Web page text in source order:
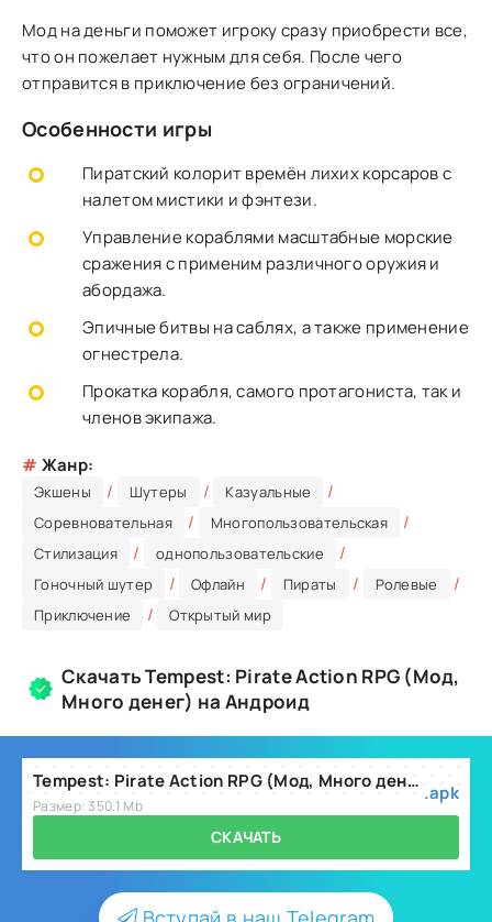
Мод на деньги поможет игроку сразу приобрести все,
что он пожелает нужным для себя. После чего
отправится в приключение без ограничений.
Особенности игры
Пиратский колорит времён лихих корсаров с
налетом мистики и фэнтези.
Управление кораблями масштабные морские
сражения с применим различного оружия и
абордажа.
Эпичные битвы на саблях, а также применение
огнестрела.
Прокатка корабля, самого протагониста, так и
членов экипажа.
# Жанр:
Экшены / Шутеры / Казуальные /
Соревновательная / Многопользовательская /
Стилизация / однопользовательские /
Гоночный шутер / Офлайн / Пираты / Ролевые /
Приключение / Открытый мир
Скачать Tempest: Pirate Action RPG (Мод,
Много денег) на Андроид
Tempest: Pirate Action RPG (Мод, Много денег) v1.7.15
Размер: 350.1 Mb
.apk
СКАЧАТЬ